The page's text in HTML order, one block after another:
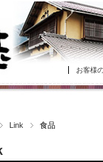
お客様
Link 食品